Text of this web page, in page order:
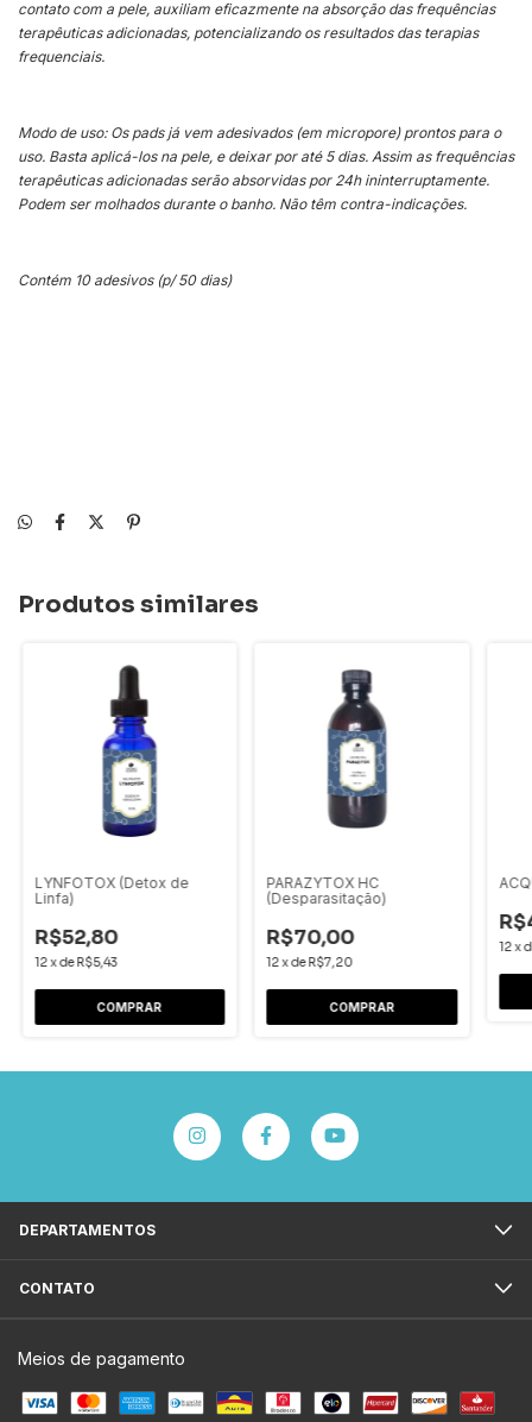
contato com a pele, auxiliam eficazmente na absorção das frequências
terapêuticas adicionadas, potencializando os resultados das terapias
frequenciais.
Modo de uso: Os pads já vem adesivados (em micropore) prontos para o
uso. Basta aplicá-los na pele, e deixar por até 5 dias. Assim as frequências
terapêuticas adicionadas serão absorvidas por 24h ininterruptamente.
Podem ser molhados durante o banho. Não têm contra-indicações.
Contém 10 adesivos (p/ 50 dias)
Produtos similares
LYNFOTOX (Detox de
Linfa)
R$52,80
12xdeR$5,43
PARAZYTOX HC
(Desparasitação)
R$70,00
12xdeR$7,20
12x
DEPARTAMENTOS
CONTATO
Meios de pagamento